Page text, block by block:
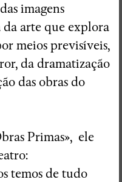
imagens
da arte que explora
meios previsíveis,
da dramatização
das obras do
Primas», ele
temos de tudo